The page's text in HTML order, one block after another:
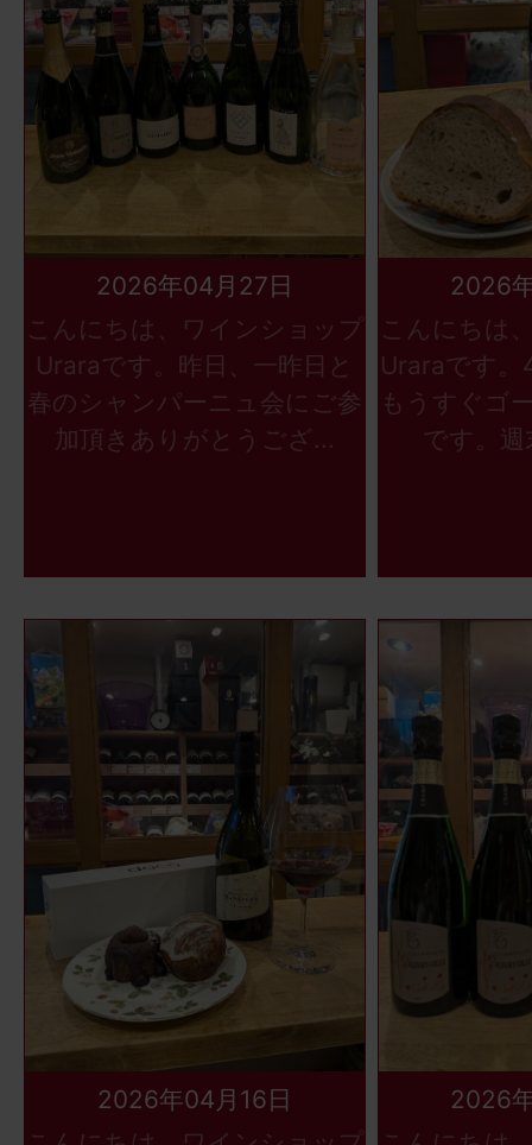
2026年04月27日
こんにちは、ワインショップ
Uraraです。昨日、一昨日と
春のシャンパーニュ会にご参
加頂きありがとうござ...
2026
こんにちは
Uraraです。
もうすぐゴ
です。
2026年04月16日
2026